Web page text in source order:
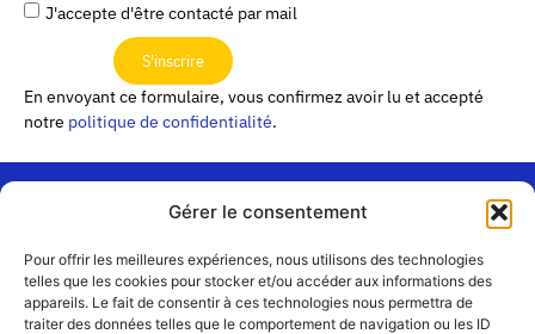
Gérer le consentement
Pour offrir les meilleures expériences, nous utilisons des technologies
telles que les cookies pour stocker et/ou accéder aux informations des
appareils. Le fait de consentir à ces technologies nous permettra de
traiter des données telles que le comportement de navigation ou les ID
J'accepte d'être contacté par mail
S'inscrire
En envoyant ce formulaire, vous confirmez avoir lu et accepté
notre politique de confidentialité.
Contact
« Les
Passerelles »
24 Avenue
Joannès
Rejoignez-
nous